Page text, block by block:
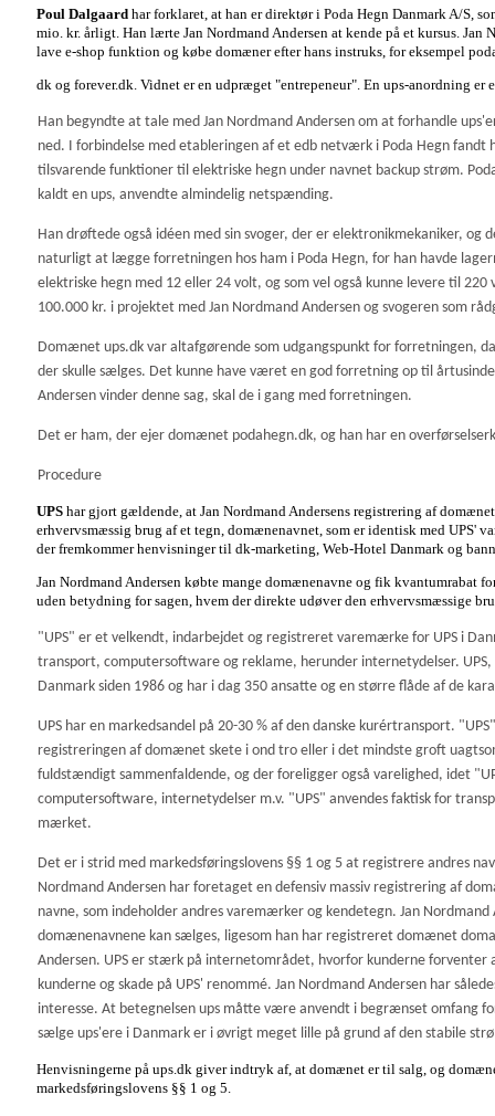
Poul Dalgaard har forklaret, at han er direktør i Poda Hegn Danmark A/S,
mio. kr. årligt. Han lærte Jan Nordmand Andersen at kende på et kursus.
lave e-shop funktion og købe domæner efter hans instruks, for eksempel
dk og forever.dk. Vidnet er en udpræget "entrepeneur". En ups-anordning er
Han begyndte at tale med Jan Nordmand Andersen om at forhandle
ned. I forbindelse med etableringen af et edb netværk i Poda Hegn fandt
tilsvarende funktioner til elektriske hegn under navnet backup strøm.
kaldt en ups, anvendte almindelig netspænding.
Han drøftede også idéen med sin svoger, der er elektronikmekaniker,
naturligt at lægge forretningen hos ham i Poda Hegn, for han havde
elektriske hegn med 12 eller 24 volt, og som vel også kunne levere til
100.000 kr. i projektet med Jan Nordmand Andersen og svogeren som
Domænet ups.dk var altafgørende som udgangspunkt for forretningen,
der skulle sælges. Det kunne have været en god forretning op til
Andersen vinder denne sag, skal de i gang med forretningen.
Det er ham, der ejer domænet podahegn.dk, og han har en
Procedure
UPS har gjort gældende, at Jan Nordmand Andersens registrering af
erhvervsmæssig brug af et tegn, domænenavnet, som er identisk med UPS'
der fremkommer henvisninger til dk-marketing, Web-Hotel Danmark og
Jan Nordmand Andersen købte mange domænenavne og fik kvantumrabat
uden betydning for sagen, hvem der direkte udøver den erhvervsmæssige
"UPS" er et velkendt, indarbejdet og registreret varemærke for UPS i
transport, computersoftware og reklame, herunder internetydelser.
Danmark siden 1986 og har i dag 350 ansatte og en større flåde af de
UPS har en markedsandel på 20-30 % af den danske kurértransport.
registreringen af domænet skete i ond tro eller i det mindste groft
fuldstændigt sammenfaldende, og der foreligger også varelighed, idet
computersoftware, internetydelser m.v. "UPS" anvendes faktisk for
mærket.
Det er i strid med markedsføringslovens §§ 1 og 5 at registrere andres
Nordmand Andersen har foretaget en defensiv massiv registrering af
navne, som indeholder andres varemærker og kendetegn. Jan
domænenavnene kan sælges, ligesom han har registreret domænet
Andersen. UPS er stærk på internetområdet, hvorfor kunderne
kunderne og skade på UPS' renommé. Jan Nordmand Andersen har
interesse. At betegnelsen ups måtte være anvendt i begrænset omfang
sælge ups'ere i Danmark er i øvrigt meget lille på grund af den stabile
Henvisningerne på ups.dk giver indtryk af, at domænet er til salg, og
markedsføringslovens §§ 1 og 5.